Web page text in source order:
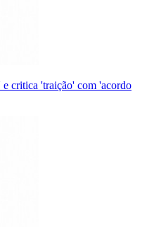
critica 'traição' com 'acordo